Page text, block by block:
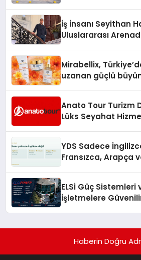
İş İnsanı Seyithan
Uluslararası
Mirabellix,
uzanan güçlü
Anato Tour Turizm
Lüks Seyahat
YDS Sadece
Fransızca, Arapça
ELSİ Güç Sistemleri
İşletmelere
Haberin Doğru